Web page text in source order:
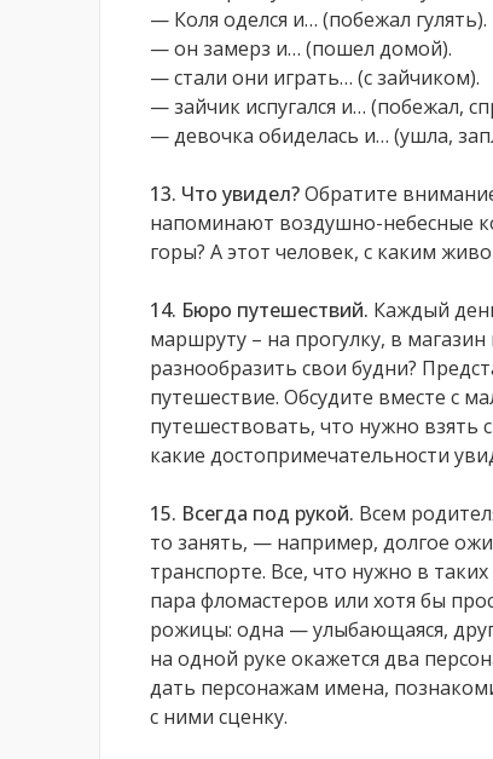
— Коля оделся и… (побежал гулять).
— он замерз и… (пошел домой).
— стали они играть… (с зайчиком).
— зайчик испугался и… (побежал,
— девочка обиделась и… (ушла,
13. Что увидел?Обратите
напоминают воздушно-небесные
горы? А этот человек, с каким
14. Бюро путешествий. Каждый
маршруту – на прогулку, в
разнообразить свои будни?
путешествие. Обсудите вместе с
путешествовать, что нужно взять
какие достопримечательности
15. Всегда под рукой. Всем
то занять, — например, долгое
транспорте. Все, что нужно в
пара фломастеров или хотя бы
рожицы: одна — улыбающаяся,
на одной руке окажется два
дать персонажам имена,
с ними сценку.